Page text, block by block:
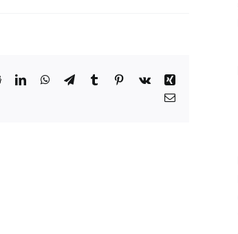
RedditLinkedInWhatsApp
TelegramTumblr Pinterest
Vk
Xing
Correo